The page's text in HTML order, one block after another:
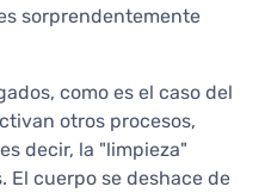
sorprendentemente
como es el caso del
otros procesos,
decir, la "limpieza"
El cuerpo se deshace de